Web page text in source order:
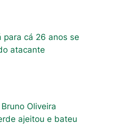
para cá 26 anos se
atacante
Oliveira
ajeitou e bateu